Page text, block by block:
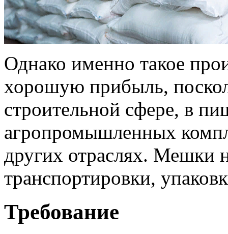
Однако именно такое
хорошую прибыль,
строительной сфере, в
агропромышленных
других отраслях. Мешки
транспортировки,
Требование